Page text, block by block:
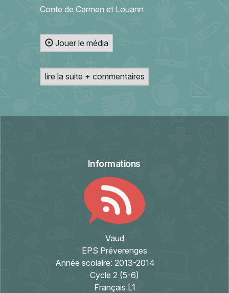
Conte de Carmen et Louann
Jouer le média
lire la suite + commentaires
Informations
Vaud
EPS Préverenges
Année scolaire: 2013-2014
Cycle 2 (5-6)
Français L1